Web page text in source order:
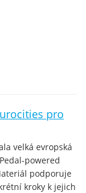
pro
velká evropská
powered
podporuje
kroky k jejich